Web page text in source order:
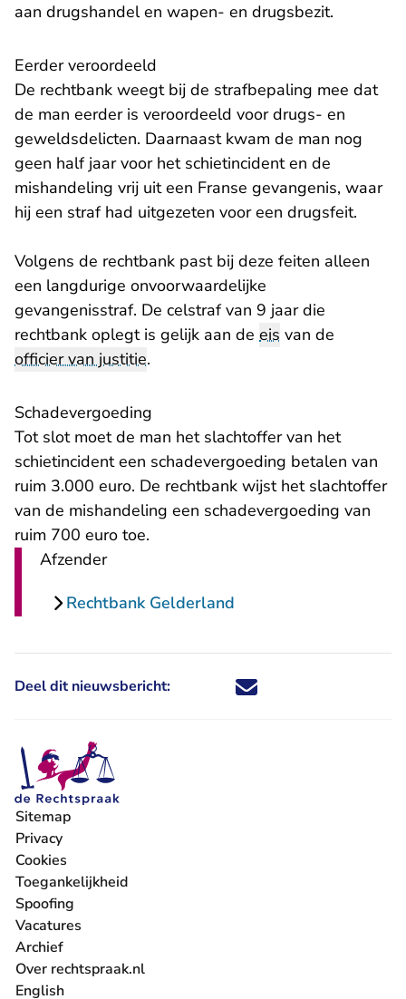
aan drugshandel en wapen- en drugsbezit.
Eerder veroordeeld
De rechtbank weegt bij de strafbepaling mee dat
de man eerder is veroordeeld voor drugs- en
geweldsdelicten. Daarnaast kwam de man nog
geen half jaar voor het schietincident en de
mishandeling vrij uit een Franse gevangenis, waar
hij een straf had uitgezeten voor een drugsfeit.
Volgens de rechtbank past bij deze feiten alleen
een langdurige onvoorwaardelijke
gevangenisstraf. De celstraf van 9 jaar die
rechtbank oplegt is gelijk aan de eis van de
officier van justitie.
Schadevergoeding
Tot slot moet de man het slachtoffer van het
schietincident een schadevergoeding betalen van
ruim 3.000 euro. De rechtbank wijst het slachtoffer
van de mishandeling een schadevergoeding van
ruim 700 euro toe.
Afzender
Rechtbank Gelderland
Deel dit nieuwsbericht: Deel dit nieuwsbericht via X -
Deel dit nieuwsbericht via
Deel dit nieuwsbericht
Deel dit
Sitemap
Privacy
Cookies
Toegankelijkheid
Spoofing
Vacatures
- U verlaat Rechtspraak.nl
Archief
Over rechtspraak.nl
English